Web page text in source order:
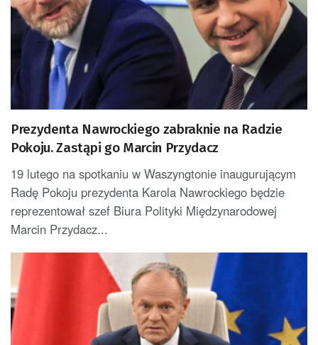
Prezydenta Nawrockiego zabraknie na Radzie
Pokoju. Zastąpi go Marcin Przydacz
19 lutego na spotkaniu w Waszyngtonie inaugurującym
Radę Pokoju prezydenta Karola Nawrockiego będzie
reprezentował szef Biura Polityki Międzynarodowej
Marcin Przydacz...